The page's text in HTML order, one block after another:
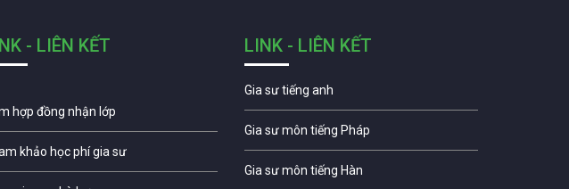
- LIÊN KẾT
hợp đồng nhận lớp
khảo học phí gia sư
LINK - LIÊN KẾT
Gia sư tiếng anh
Gia sư môn tiếng Pháp
Gia sư môn tiếng Hàn